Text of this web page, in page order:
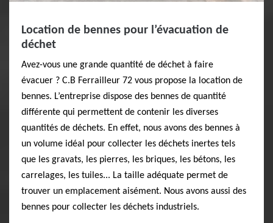
Location de bennes pour l’évacuation de
déchet
Avez-vous une grande quantité de déchet à faire
évacuer ? C.B Ferrailleur 72 vous propose la location de
bennes. L’entreprise dispose des bennes de quantité
différente qui permettent de contenir les diverses
quantités de déchets. En effet, nous avons des bennes à
un volume idéal pour collecter les déchets inertes tels
que les gravats, les pierres, les briques, les bétons, les
carrelages, les tuiles... La taille adéquate permet de
trouver un emplacement aisément. Nous avons aussi des
bennes pour collecter les déchets industriels.